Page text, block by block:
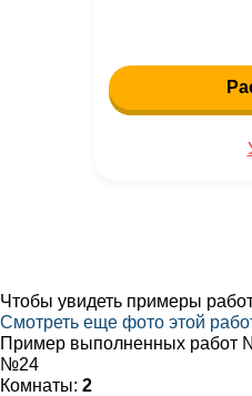
Чтобы увидеть примеры
Смотреть еще фото этой
Пример выполненных работ
№24
Комнаты: 2